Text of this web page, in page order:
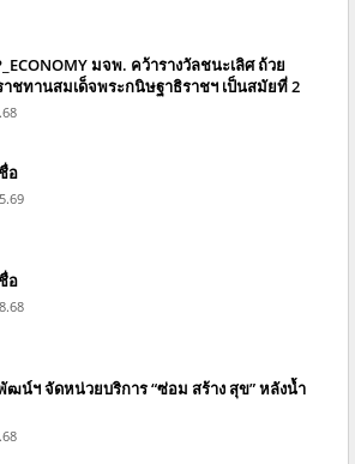
มจพ. คว้ารางวัลชนะเลิศ ถ้วย
าชทานสมเด็จพระกนิษฐาธิราชฯ เป็นสมัยที่ 2
อ
อ
ฒน์ฯ จัดหน่วยบริการ “ซ่อม สร้าง สุข” หลังน้ำ